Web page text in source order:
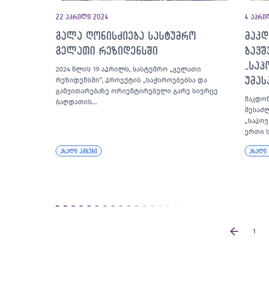
22 აპრილი 2024
გალა ღონისძიება სასტუმრო
გელათი რეზიდენსში
2024 წლის 19 აპრილს, სასტუმრო „გელათი
რეზიდენსში“, პროექტის „საჭიროებებსა და
განვითარებაზე ორიენტირებული გარე სივრცე
ბაღდათის…
ახალი ამბები
4
ერთი
ახალი
1